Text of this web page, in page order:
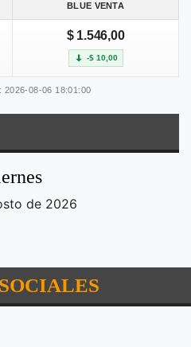
BLUE VENTA
$ 1.546,00
-$ 10,00
2026-08-06 18:01:00
de 2026